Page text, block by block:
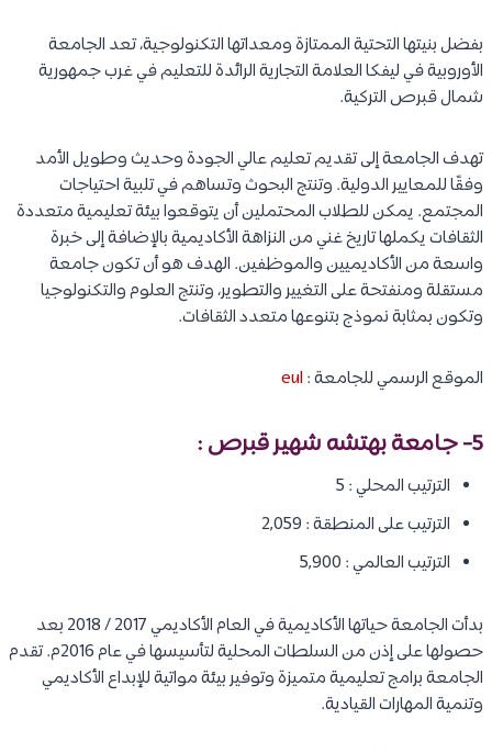
بفضل بنيتها التحتية الممتازة ومعداتها التكنولوجية، تعد الجامعة
الأوروبية في ليفكا العلامة التجارية الرائدة للتعليم في غرب جمهورية
شمال قبرص التركية.
تهدف الجامعة إلى تقديم تعليم عالي الجودة وحديث وطويل الأمد
وفقًا للمعايير الدولية. وتنتج البحوث وتساهم في تلبية احتياجات
المجتمع. يمكن للطلاب المحتملين أن يتوقعوا بيئة تعليمية متعددة
الثقافات يكملها تاريخ غني من النزاهة الأكاديمية بالإضافة إلى خبرة
واسعة من الأكاديميين والموظفين. الهدف هو أن تكون جامعة
مستقلة ومنفتحة على التغيير والتطوير، وتنتج العلوم والتكنولوجيا
وتكون بمثابة نموذج بتنوعها متعدد الثقافات.
الموقع الرسمي للجامعة :eul
5- جامعة بهتشه شهير قبرص :
الترتيب المحلي : 5
الترتيب على المنطقة : 2,059
الترتيب العالمي : 5,900
بدأت الجامعة حياتها الأكاديمية في العام الأكاديمي 2017 / 2018 بعد
حصولها على إذن من السلطات المحلية لتأسيسها في عام 2016م. تقدم
الجامعة برامج تعليمية متميزة وتوفير بيئة مواتية للإبداع الأكاديمي
وتنمية المهارات القيادية.